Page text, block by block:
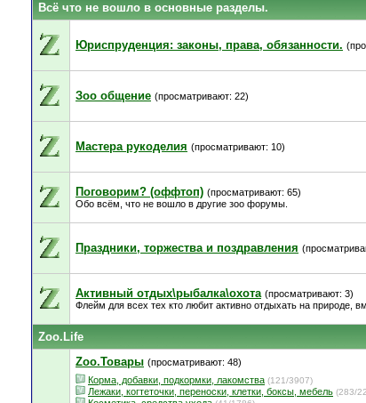
Всё что не вошло в основные разделы.
Юриспруденция: законы, права, обязанности.
Зоо общение (просматривают: 22)
Мастера рукоделия (просматривают: 10)
Поговорим? (оффтоп) (просматривают: 65)
Обо всём, что не вошло в другие зоо форумы.
Праздники, торжества и поздравления
Активный отдых\рыбалка\охота (просматривают: 3)
Флейм для всех тех кто любит активно отдыхать на природе,
Zoo.Life
Zoo.Товары (просматривают: 48)
Корма, добавки, подкормки, лакомства (121/3907)
Лежаки, когтеточки, переноски, клетки, боксы, мебель (283/